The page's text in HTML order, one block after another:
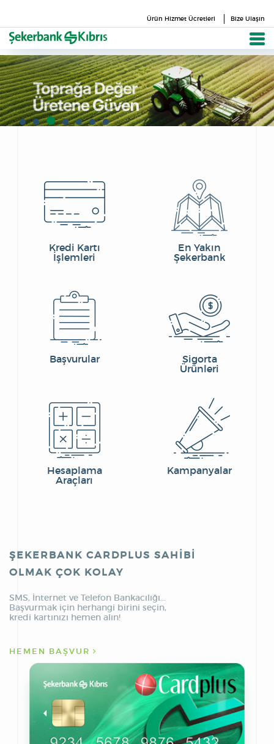
Ürün Hizmet Ücretleri Bize Ulaşın
Kredi Kartı
İşlemleri
En Yakın
Şekerbank
Başvurular
Sigorta
Ürünleri
Hesaplama
Araçları
Kampanyalar
ŞEKERBANK CARDPLUS SAHİBİ
OLMAK ÇOK KOLAY
SMS, İnternet ve Telefon Bankacılığı...
Başvurmak için herhangi birini seçin,
kredi kartınızı hemen alın!
HEMEN BAŞVUR